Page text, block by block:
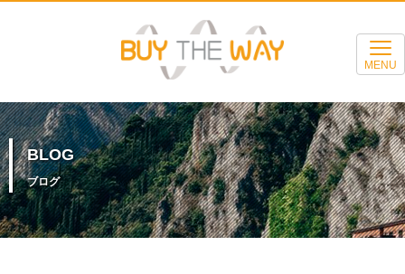
MENU
BLOG
ブログ